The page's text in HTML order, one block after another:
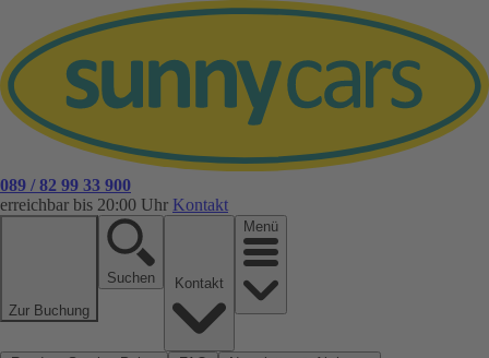
089 / 82 99 33 900
erreichbar bis 20:00 Uhr Kontakt
Zur Buchung
Suchen
Menü